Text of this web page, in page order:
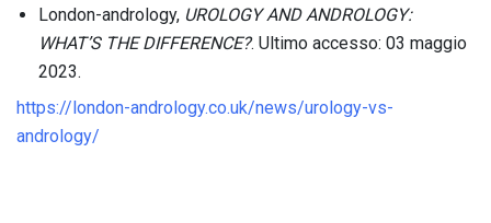
London-andrology, UROLOGY AND ANDROLOGY:
WHAT’S THE DIFFERENCE?. Ultimo accesso: 03 maggio
2023.
https://london-andrology.co.uk/news/urology-vs-
andrology/